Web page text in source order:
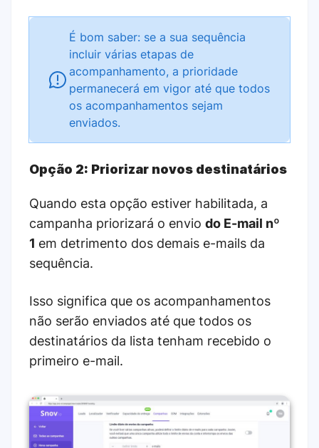
É bom saber: se a sua sequência
incluir várias etapas de
acompanhamento, a prioridade
permanecerá em vigor até que todos
os acompanhamentos sejam
enviados.
Opção 2: Priorizar novos destinatários
Quando esta opção estiver habilitada, a
campanha priorizará o envio do E-mail nº
1 em detrimento dos demais e-mails da
sequência.
Isso significa que os acompanhamentos
não serão enviados até que todos os
destinatários da lista tenham recebido o
primeiro e-mail.